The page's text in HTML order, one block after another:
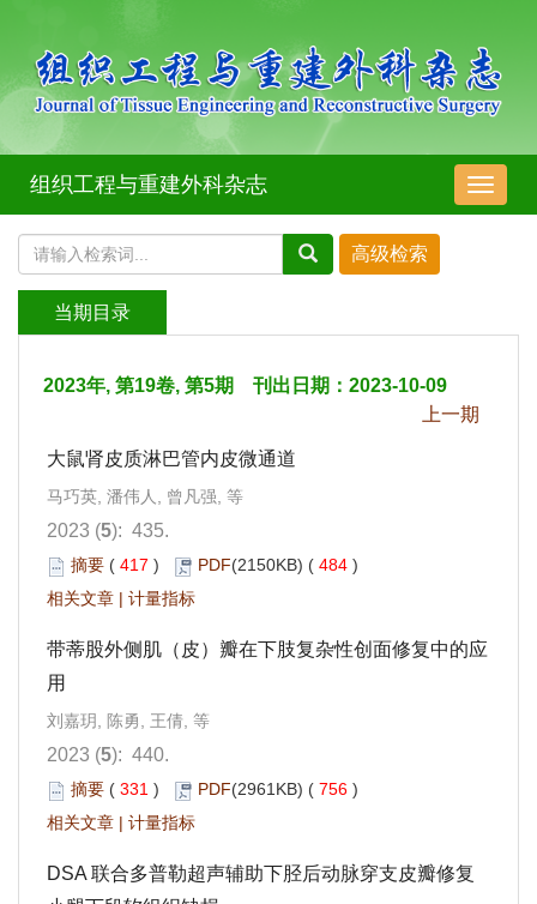
导
航
组织工程与重建外科杂志
当期目录
2023年, 第19卷, 第5期 刊出日期：2023-10-09
上一期
大鼠肾皮质淋巴管内皮微通道
马巧英, 潘伟人, 曾凡强, 等
2023 (5): 435.
摘要 ( 417 ) PDF(2150KB) ( 484 )
相关文章 | 计量指标
带蒂股外侧肌（皮）瓣在下肢复杂性创面修复中的应
用
刘嘉玥, 陈勇, 王倩, 等
2023 (5): 440.
摘要 ( 331 ) PDF(2961KB) ( 756 )
相关文章 | 计量指标
DSA 联合多普勒超声辅助下胫后动脉穿支皮瓣修复